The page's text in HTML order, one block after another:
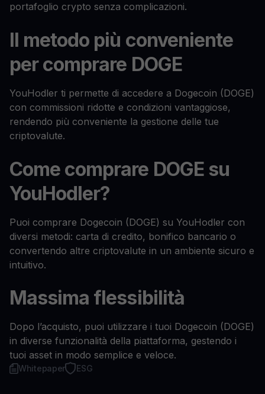
portafoglio crypto senza complicazioni.
Il metodo più conveniente
per comprare DOGE
YouHodler ti permette di accedere a Dogecoin (DOGE)
con commissioni ridotte e condizioni vantaggiose,
rendendo più conveniente la gestione delle tue
criptovalute.
Come comprare DOGE su
YouHodler?
Puoi comprare Dogecoin (DOGE) su YouHodler con
diversi metodi: carta di credito, bonifico bancario o
convertendo altre criptovalute in un ambiente sicuro e
intuitivo.
Massima flessibilità
Dopo l’acquisto, puoi utilizzare i tuoi Dogecoin (DOGE)
in diverse funzionalità della piattaforma, gestendo i
tuoi asset in modo semplice e veloce.
Whitepaper ESG